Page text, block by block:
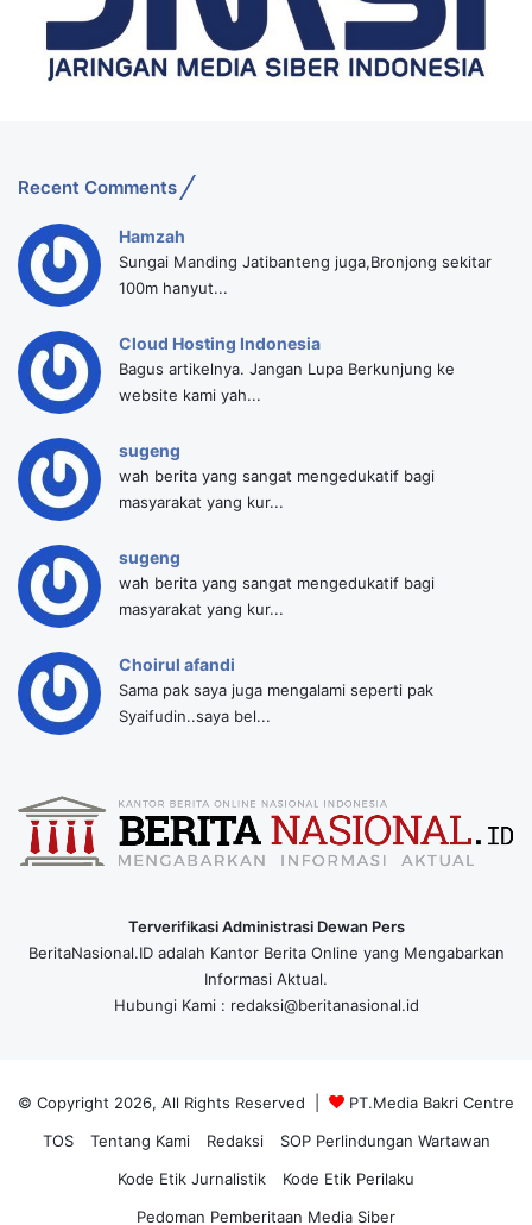
Recent Comments
Hamzah
Sungai Manding Jatibanteng juga,Bronjong sekitar
100m hanyut...
Cloud Hosting Indonesia
Bagus artikelnya. Jangan Lupa Berkunjung ke
website kami yah...
sugeng
wah berita yang sangat mengedukatif bagi
masyarakat yang kur...
sugeng
wah berita yang sangat mengedukatif bagi
masyarakat yang kur...
Choirul afandi
Sama pak saya juga mengalami seperti pak
Syaifudin..saya bel...
Terverifikasi Administrasi Dewan Pers
BeritaNasional.ID adalah Kantor Berita Online yang Mengabarkan
Informasi Aktual.
Hubungi Kami : redaksi@beritanasional.id
© Copyright 2026, All Rights Reserved |
PT.Media Bakri Centre
TOS
Tentang Kami Redaksi
SOP Perlindungan Wartawan
Kode Etik Jurnalistik
Kode Etik Perilaku
Pedoman Pemberitaan Media Siber